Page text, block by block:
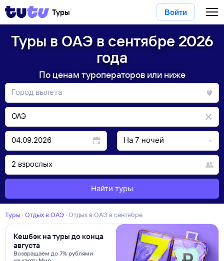
Туры Войти
Туры в ОАЭ в сентябре 2026
года
По ценам туроператоров или ниже
Найти туры
Туры · Отдых в ОАЭ · отдых в ОАЭ в сентябре
Кешбэк на туры до конца
августа
Возвращаем до 7% рублями